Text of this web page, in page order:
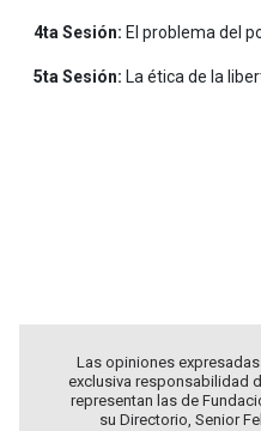
4ta Sesión: El problema del
5ta Sesión: La ética de la
Las opiniones
exclusiva responsabilidad
representan las de
su Directorio, Senior